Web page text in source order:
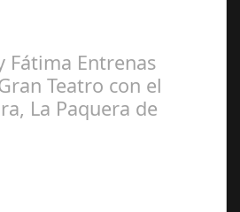
Fátima Entrenas
Teatro con el
La Paquera de